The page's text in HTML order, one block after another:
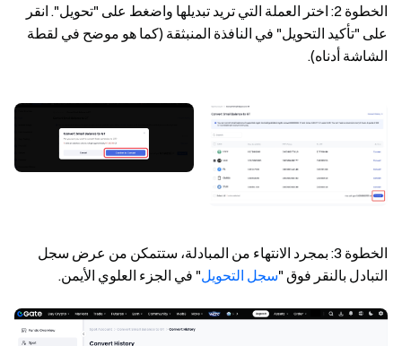
الخطوة 2: اختر العملة التي تريد تبديلها واضغط على "تحويل". انقر
على "تأكيد التحويل" في النافذة المنبثقة (كما هو موضح في لقطة
الشاشة أدناه).
الخطوة 3: بمجرد الانتهاء من المبادلة، ستتمكن من عرض سجل
التبادل بالنقر فوق "سجل التحويل" في الجزء العلوي الأيمن.